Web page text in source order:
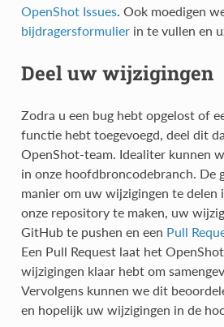
OpenShot Issues. Ook moedigen
bijdragersformulierin te vullen en
Deel uw wijzigingen
Zodra u een bug hebt opgelost of
functie hebt toegevoegd, deel dit
OpenShot-team. Idealiter kunnen
in onze hoofdbroncodebranch. De
manier om uw wijzigingen te delen
onze repository te maken, uw
GitHub te pushen en een Pull
Een Pull Request laat het
wijzigingen klaar hebt om
Vervolgens kunnen we dit
en hopelijk uw wijzigingen in de